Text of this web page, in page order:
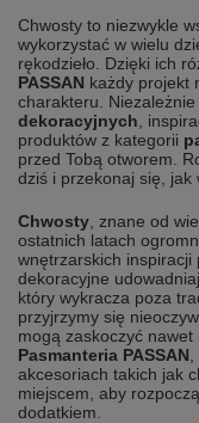
Chwosty to niezwykle
wykorzystać w wielu
rękodzieło. Dzięki ich
PASSAN każdy projekt
charakteru.
dekoracyjnych ,
produktów z kategorii
przed Tobą otworem.
dziś i przekonaj się, jak
Chwosty , znane od
ostatnich latach
wnętrzarskich inspiracji
dekoracyjne
który wykracza poza
przyjrzymy się
mogą zaskoczyć nawet
Pasmanteria PASSAN
akcesoriach takich jak
miejscem, aby
dodatkiem.